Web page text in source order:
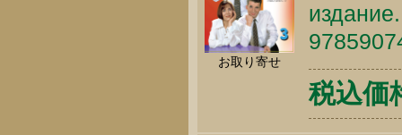
お取り寄せ
税込価